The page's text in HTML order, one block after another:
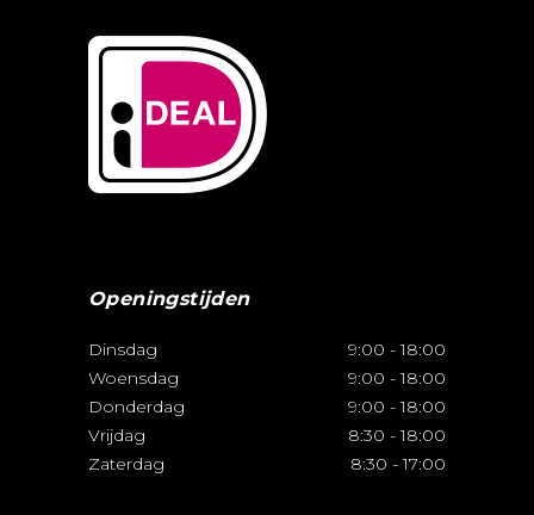
Openingstijden
Dinsdag 9:00 - 18:00
Woensdag
9:00 - 18:00
Donderdag
9:00 - 18:00
Vrijdag
8:30 - 18:00
Zaterdag
8:30 - 17:00